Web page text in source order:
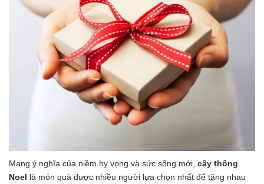
Mang ý nghĩa của niềm hy vọng và sức sống mới, cây thông
Noel là món quà được nhiều người lựa chọn nhất để tặng nhau